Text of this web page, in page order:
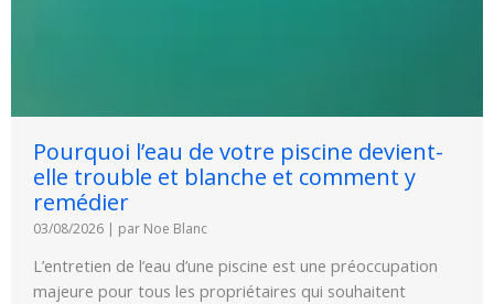
Pourquoi l’eau de votre piscine devient-
elle trouble et blanche et comment y
remédier
03/08/2026 | par Noe Blanc
L’entretien de l’eau d’une piscine est une préoccupation
majeure pour tous les propriétaires qui souhaitent